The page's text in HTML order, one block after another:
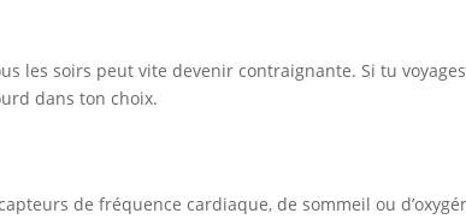
les soirs peut vite devenir contraignante. Si tu
dans ton choix.
de fréquence cardiaque, de sommeil ou